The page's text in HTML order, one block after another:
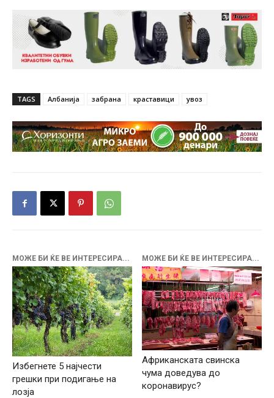
TAGS Албанија забрана краставици увоз
МОЖЕ БИ ЌЕ ВЕ ИНТЕРЕСИРА...
Избегнете 5 најчести
грешки при подигање на
лозја
МОЖЕ БИ ЌЕ ВЕ ИНТЕРЕСИРА...
Африканската свинска
чума доведува до
коронавирус?